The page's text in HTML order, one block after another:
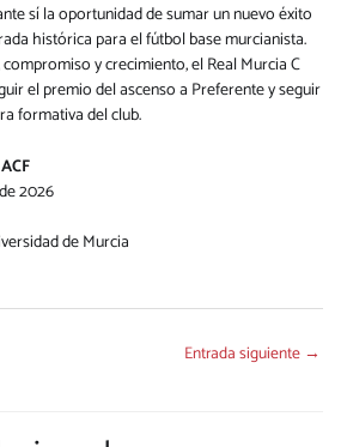
sí la oportunidad de sumar un nuevo éxito
histórica para el fútbol base murcianista.
y crecimiento, el Real Murcia C
el premio del ascenso a Preferente y seguir
formativa del club.
2026
de Murcia
Entrada siguiente →